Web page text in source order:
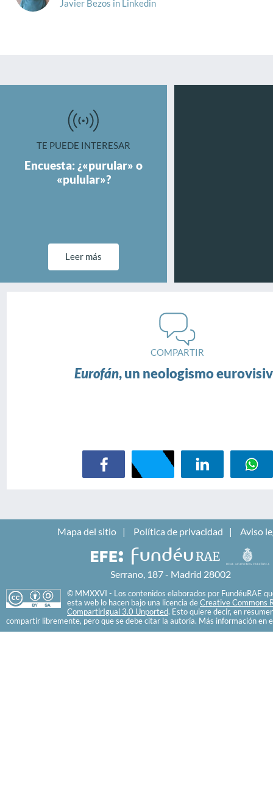
Javier Bezos in Linkedin
TE PUEDE INTERESAR
Encuesta: ¿«purular» o
«pulular»?
Leer más
COMPARTIR
Eurofán, un neologismo
Mapa del sitio Política de privacidad Aviso
Serrano, 187 - Madrid 28002
© MMXXVI - Los contenidos elaborados por FundéuRAE
esta web lo hacen bajo una licencia de Creative Commons
CompartirIgual 3.0 Unported. Esto quiere decir, en
compartir libremente, pero que se debe citar la autoría. Más información en